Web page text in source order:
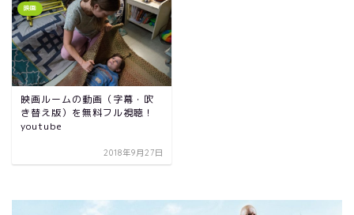
映画
映画ルームの動画（字幕・吹
き替え版）を無料フル視聴！
youtube
2018年9月27日